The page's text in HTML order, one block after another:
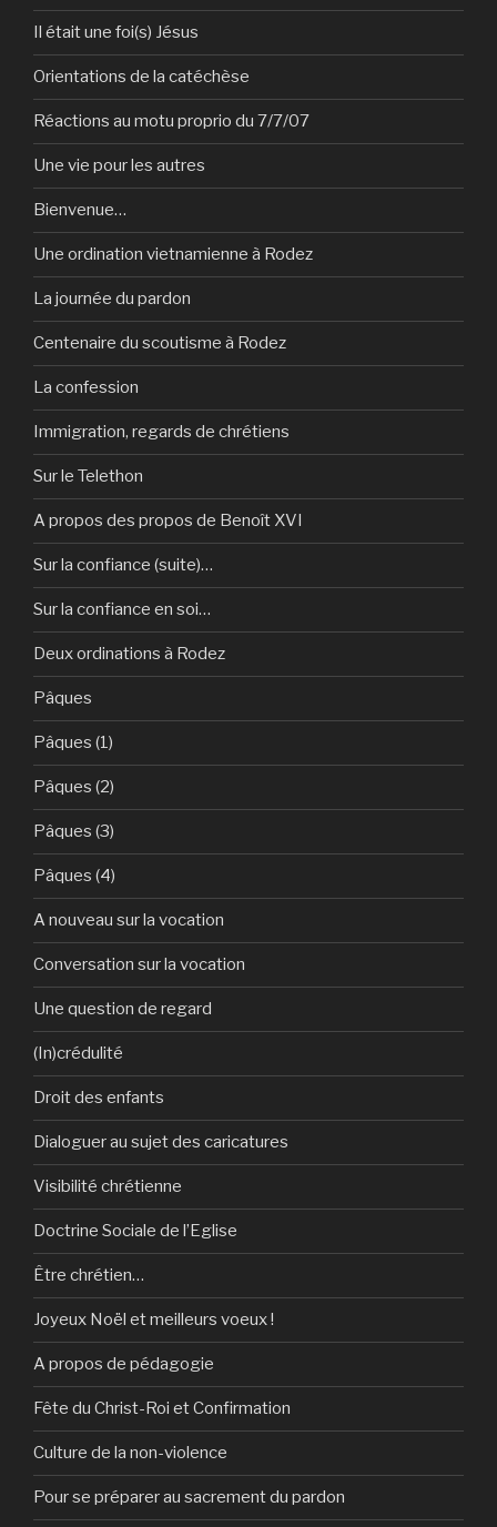
Il était une foi(s) Jésus
Orientations de la catéchèse
Réactions au motu proprio du 7/7/07
Une vie pour les autres
Bienvenue…
Une ordination vietnamienne à Rodez
La journée du pardon
Centenaire du scoutisme à Rodez
La confession
Immigration, regards de chrétiens
Sur le Telethon
A propos des propos de Benoît XVI
Sur la confiance (suite)…
Sur la confiance en soi…
Deux ordinations à Rodez
Pâques
Pâques (1)
Pâques (2)
Pâques (3)
Pâques (4)
A nouveau sur la vocation
Conversation sur la vocation
Une question de regard
(In)crédulité
Droit des enfants
Dialoguer au sujet des caricatures
Visibilité chrétienne
Doctrine Sociale de l’Eglise
Être chrétien…
Joyeux Noël et meilleurs voeux !
A propos de pédagogie
Fête du Christ-Roi et Confirmation
Culture de la non-violence
Pour se préparer au sacrement du pardon